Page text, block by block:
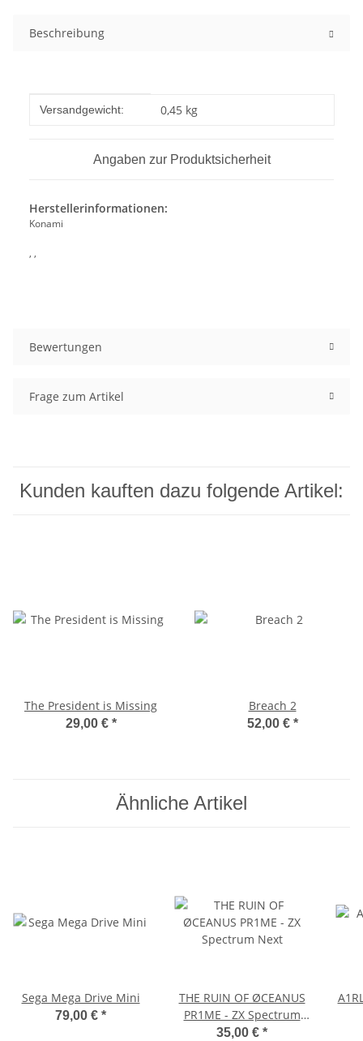
Beschreibung
Produkteigenschaft
Wert
Versandgewicht: 0,45 kg
Angaben zur Produktsicherheit
Herstellerinformationen:
Konami
, ,
Bewertungen
Frage zum Artikel
Kunden kauften dazu folgende Artikel:
The President is Missing
29,00 € *
Breach 2
52,00 € *
Ähnliche Artikel
Sega Mega Drive Mini
79,00 € *
THE RUIN OF ØCEANUS
PR1ME - ZX Spectrum
Next
35,00 € *